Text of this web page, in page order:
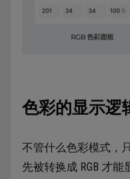
色彩的显示逻
不管什么色彩模式，
先被转换成 RGB 才